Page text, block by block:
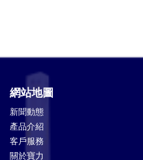
網站地圖
新聞動態
產品介紹
客戶服務
關於寶力